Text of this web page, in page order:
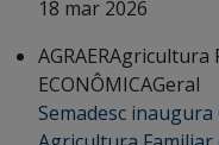
18 mar 2026
AGRAERAgricultura
ECONÔMICAGeral
Semadesc